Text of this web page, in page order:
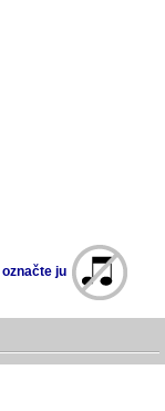
označte ju